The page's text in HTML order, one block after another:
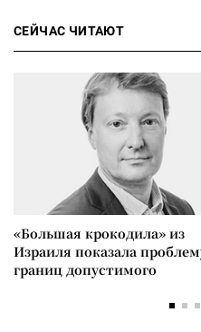
СЕЙЧАС ЧИТАЮТ
«Большая крокодила» из
Израиля показала
границ допустимого